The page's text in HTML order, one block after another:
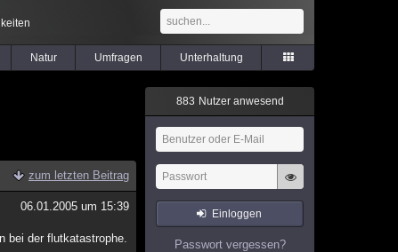
Natur Umfragen Unterhaltung
zum letzten Beitrag
06.01.2005 um 15:39
bei der flutkatastrophe.
883 Nutzer anwesend
Einloggen
Passwort vergessen?